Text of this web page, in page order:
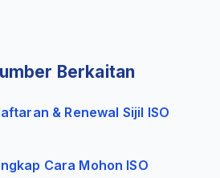
Berkaitan
& Renewal Sijil ISO
Cara Mohon ISO